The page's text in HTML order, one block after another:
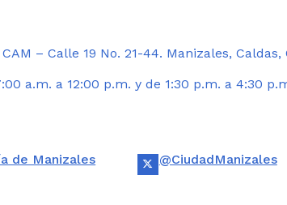
– Calle 19 No. 21-44. Manizales, Caldas,
a.m. a 12:00 p.m. y de 1:30 p.m. a 4:30
de Manizales @CiudadManizales